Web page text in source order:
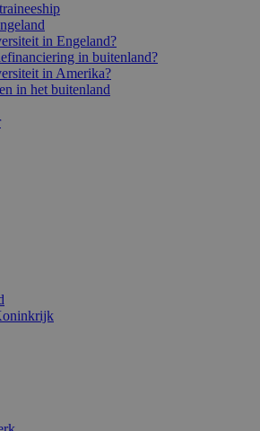
in Engeland?
in buitenland?
in Amerika?
in het buitenland